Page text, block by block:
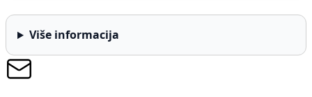
Više informacija